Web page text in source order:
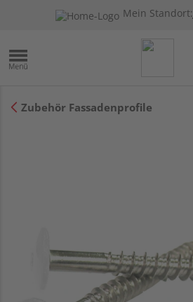
Mein Standort:
Zubehör Fassadenprofile